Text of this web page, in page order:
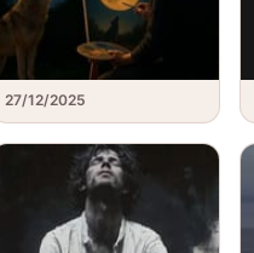
27/12/2025